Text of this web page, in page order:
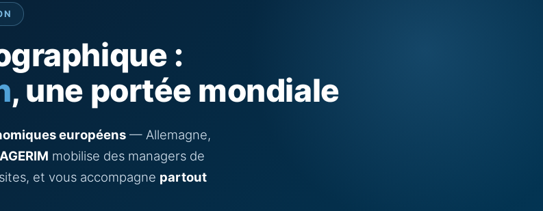
:
, une portée mondiale
européens — Allemagne,
mobilise des managers de
et vous accompagne partout